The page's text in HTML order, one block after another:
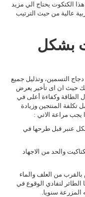
هذا الكتكوت يحتاج الي مزيد
عالية من حيث الترتيب
بشكل
التسمين، وتذليل جميع
حيث ان اى تأخير يعرض
الطاقة وكفاءة أعلى في
تكلفة المنتجين وزيادة
يجب مراعة الاتي :
لكل عنبر قبل طرحها في
والحد من الاجهاد
من العلف والماء
لتفادي الوقوع في
المزرعة سنويا.